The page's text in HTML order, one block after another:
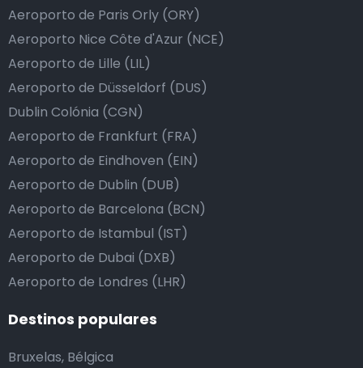
Aeroporto de Paris Orly (ORY)
Aeroporto Nice Côte d'Azur (NCE)
Aeroporto de Lille (LIL)
Aeroporto de Düsseldorf (DUS)
Dublin Colónia (CGN)
Aeroporto de Frankfurt (FRA)
Aeroporto de Eindhoven (EIN)
Aeroporto de Dublin (DUB)
Aeroporto de Barcelona (BCN)
Aeroporto de Istambul (IST)
Aeroporto de Dubai (DXB)
Aeroporto de Londres (LHR)
Destinos populares
Bruxelas, Bélgica